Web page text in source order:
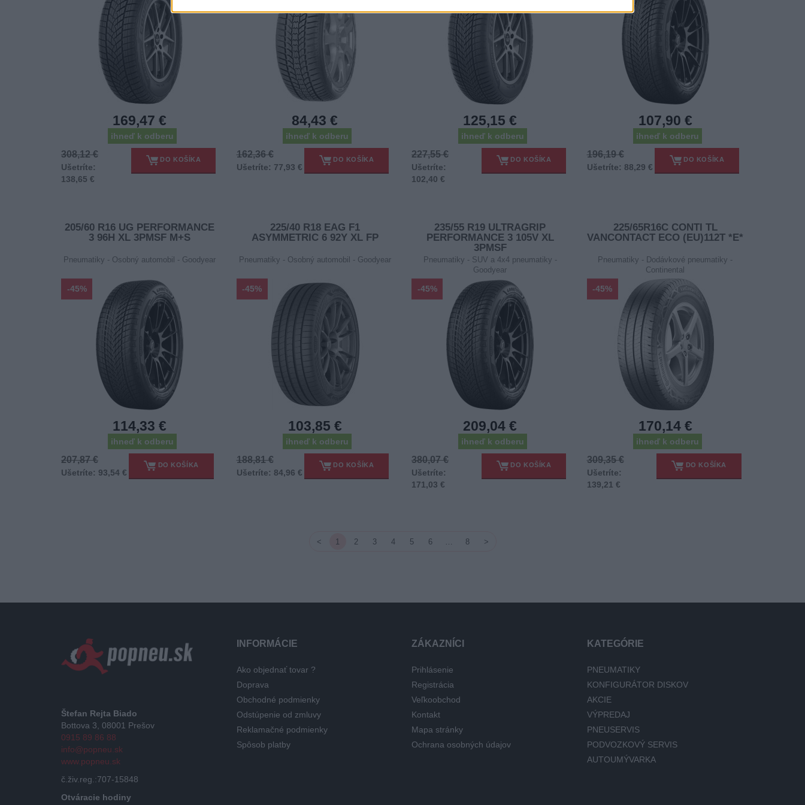
169,47 €
ihneď k odberu
308,12 €
Ušetríte:
138,65 €
DO KOŠÍKA
84,43 €
ihneď k odberu
162,36 €
Ušetríte: 77,93 €
DO KOŠÍKA
125,15 €
ihneď k odberu
227,55 €
Ušetríte:
102,40 €
DO KOŠÍKA
107,90 €
ihneď k odberu
196,19 €
Ušetríte: 88,29 €
DO KOŠÍKA
205/60 R16 UG PERFORMANCE
3 96H XL 3PMSF M+S
Pneumatiky - Osobný automobil - Goodyear
-45%
114,33 €
ihneď k odberu
207,87 €
Ušetríte: 93,54 €
DO KOŠÍKA
225/40 R18 EAG F1
ASYMMETRIC 6 92Y XL FP
Pneumatiky - Osobný automobil - Goodyear
-45%
103,85 €
ihneď k odberu
188,81 €
Ušetríte: 84,96 €
DO KOŠÍKA
235/55 R19 ULTRAGRIP
PERFORMANCE 3 105V XL
3PMSF
Pneumatiky - SUV a 4x4 pneumatiky -
Goodyear
-45%
209,04 €
ihneď k odberu
380,07 €
Ušetríte:
171,03 €
DO KOŠÍKA
225/65R16C CONTI TL
VANCONTACT ECO (EU)112T *E*
Pneumatiky - Dodávkové pneumatiky -
Continental
-45%
170,14 €
ihneď k odberu
309,35 €
Ušetríte:
139,21 €
DO KOŠÍKA
< 1 2 3 4 5 6 8 >
Štefan Rejta Biado
Bottova 3, 08001 Prešov
0915 89 86 88
info@popneu.sk
www.popneu.sk
č.živ.reg.:707-15848
Otváracie hodiny
INFORMÁCIE
Ako objednať tovar ?
Doprava
Obchodné podmienky
Odstúpenie od zmluvy
Reklamačné podmienky
Spôsob platby
ZÁKAZNÍCI
Prihlásenie
Registrácia
Veľkoobchod
Kontakt
Mapa stránky
Ochrana osobných údajov
KATEGÓRIE
PNEUMATIKY
KONFIGURÁTOR DISKOV
AKCIE
VÝPREDAJ
PNEUSERVIS
PODVOZKOVÝ SERVIS
AUTOUMÝVARKA